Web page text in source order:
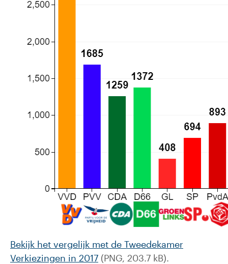
Bekijk het vergelijk met de Tweedekamer
Verkiezingen in 2017 (PNG, 203.7 kB).